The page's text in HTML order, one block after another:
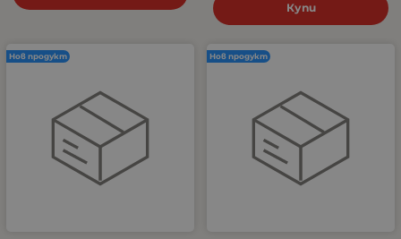
Купи
Нов продукт Нов продукт